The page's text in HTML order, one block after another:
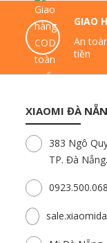
GIAO
An
tiền
XIAOMI ĐÀ
383 Ngô
TP. Đà Nẵng.
0923.500.068